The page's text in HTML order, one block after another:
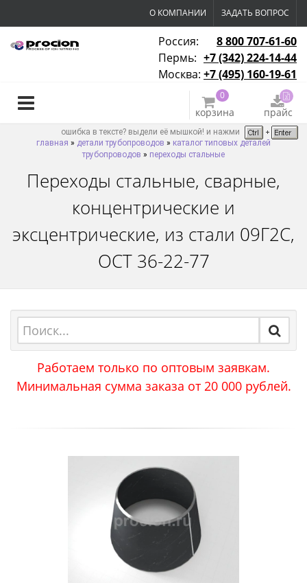
О КОМПАНИИ ЗАДАТЬ ВОПРОС
Россия:
8 800 707-61-60
Пермь: +7 (342) 224-14-44
Москва: +7 (495) 160-19-61
0
корзина прайс
ошибка в тексте? выдели её мышкой! и нажми
главная » детали трубопроводов » каталог типовых деталей
трубопроводов » переходы стальные
Переходы стальные, сварные,
концентрические и
эксцентрические, из стали 09Г2С,
ОСТ 36-22-77
Работаем только по оптовым заявкам.
Минимальная сумма заказа от 20 000 рублей.